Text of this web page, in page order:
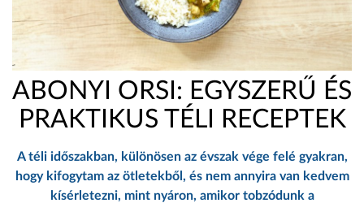
ABONYI ORSI: EGYSZERŰ ÉS
PRAKTIKUS TÉLI RECEPTEK
A téli időszakban, különösen az évszak vége felé gyakran,
hogy kifogytam az ötletekből, és nem annyira van kedvem
kísérletezni, mint nyáron, amikor tobzódunk a